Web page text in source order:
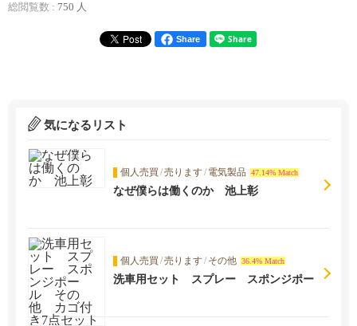
総閲覧数 : 750 人
Share
気になるリスト
個人売買 /売ります/ 電気製品 47.14% Match
なぜ僕らは働くのか 池上彰
個人売買 /売ります/ その他 36.4% Match
洗車用セット スプレー スポンジポー